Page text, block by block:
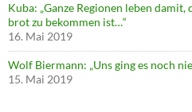
Kuba: „Ganze Regionen leben
brot zu bekommen ist…“
16. Mai 2019
Wolf Biermann: „Uns ging es noch
15. Mai 2019